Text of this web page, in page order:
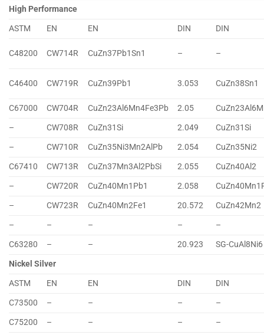
High Performance
ASTM
EN EN DIN DIN
C48200 CW714R CuZn37Pb1Sn1 – –
C46400 CW719R CuZn39Pb1 3.053 CuZn38Sn1
C67000 CW704R CuZn23Al6Mn4Fe3Pb 2.05
–
CW708R CuZn31Si 2.049
CuZn31Si
–
CW710R CuZn35Ni3Mn2AlPb 2.054
CuZn35Ni2
C67410
CW713R CuZn37Mn3Al2PbSi 2.055
CuZn40Al2
–
CW720R CuZn40Mn1Pb1 2.058
–
CW723R CuZn40Mn2Fe1 20.572
CuZn42Mn2
–
– – –
–
C63280
– – 20.923
SG-CuAl8Ni6
Nickel Silver
ASTM
EN EN DIN
DIN
C73500
– – –
–
C75200
– – –
–